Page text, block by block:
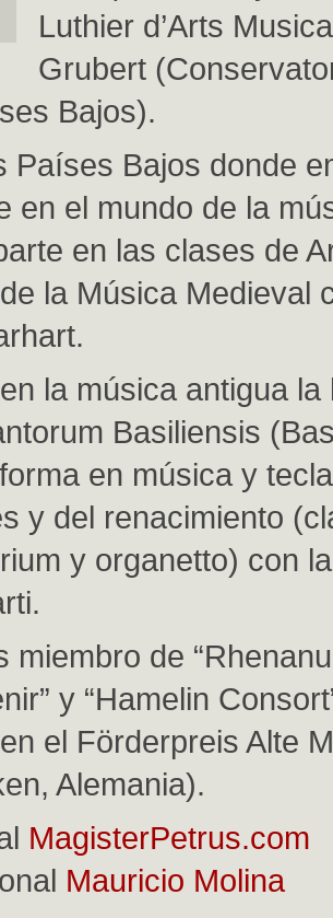
Luthier d’Arts
Grubert
Bajos).
Países Bajos donde
en el mundo de la
en las clases de
la Música Medieval
la música antigua la
Basiliensis
en música y
y del renacimiento
y organetto) con
miembro de
y “Hamelin
el Förderpreis Alte
Alemania).
MagisterPetrus.com
Mauricio Molina